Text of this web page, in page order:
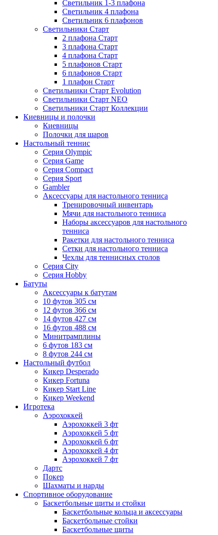
Светильник 1-3 плафона
Светильник 4 плафона
Светильник 6 плафонов
Светильники Старт
2 плафона Старт
3 плафона Старт
4 плафона Старт
5 плафонов Старт
6 плафонов Старт
1 плафон Старт
Светильники Старт Evolution
Светильники Старт NEO
Светильники Старт Коллекции
Киевницы и полочки
Киевницы
Полочки для шаров
Настольный теннис
Серия Olympic
Серия Game
Серия Compact
Серия Sport
Gambler
Аксессуары для настольного тенниса
Тренировочный инвентарь
Мячи для настольного тенниса
Наборы аксессуаров для настольного
тенниса
Ракетки для настольного тенниса
Сетки для настольного тенниса
Чехлы для теннисных столов
Серия City
Серия Hobby
Батуты
Аксессуары к батутам
10 футов 305 см
12 футов 366 см
14 футов 427 см
16 футов 488 см
Минитрамплины
6 футов 183 см
8 футов 244 см
Настольный футбол
Кикер Desperado
Кикер Fortuna
Кикер Start Line
Кикер Weekend
Игротека
Аэрохоккей
Аэрохоккей 3 фт
Аэрохоккей 5 фт
Аэрохоккей 6 фт
Аэрохоккей 4 фт
Аэрохоккей 7 фт
Дартс
Покер
Шахматы и нарды
Спортивное оборудование
Баскетбольные щиты и стойки
Баскетбольные кольца и аксессуары
Баскетбольные стойки
Баскетбольные щиты